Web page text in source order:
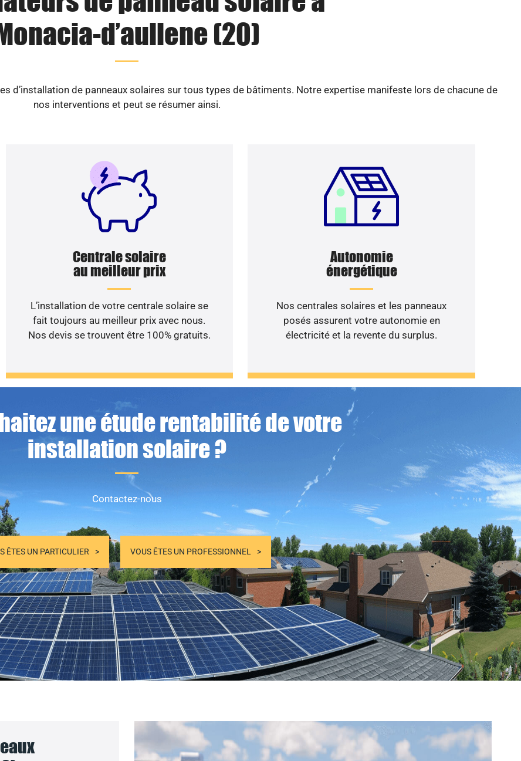
d’aullene (20)
d’installation de panneaux solaires sur tous types de bâtiments. Notre expertise manifeste lors de chacune de
nos interventions et peut se résumer ainsi.
Centrale solaire
au meilleur prix
L’installation de votre centrale solaire se
fait toujours au meilleur prix avec nous.
Nos devis se trouvent être 100% gratuits.
Autonomie
énergétique
Nos centrales solaires et les panneaux
posés assurent votre autonomie en
électricité et la revente du surplus.
une étude rentabilité de votre
installation solaire ?
Contactez-nous
ÊTES UN PARTICULIER VOUS ÊTES UN PROFESSIONNEL